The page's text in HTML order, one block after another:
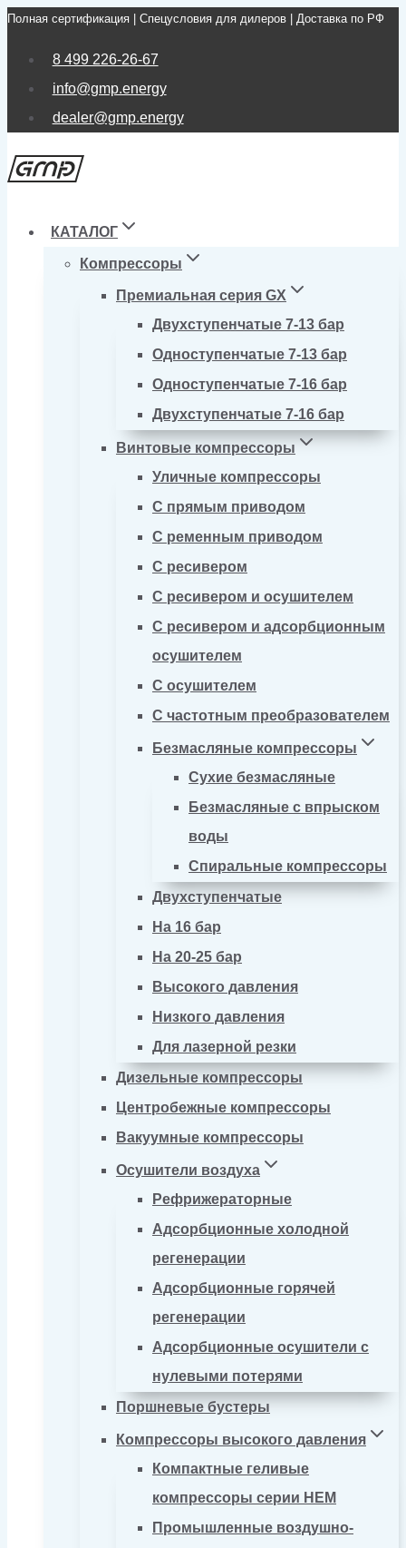
Перейти
Полная сертификация | Спецусловия для дилеров | Доставка по РФ
8 499 226-26-67
info@gmp.energy
dealer@gmp.energy
КАТАЛОГ
Компрессоры
Премиальная серия GX
Двухступенчатые 7-13 бар
Одноступенчатые 7-13 бар
Одноступенчатые 7-16 бар
Двухступенчатые 7-16 бар
Винтовые компрессоры
Уличные компрессоры
С прямым приводом
С ременным приводом
С ресивером
С ресивером и осушителем
С ресивером и адсорбционным
осушителем
С осушителем
С частотным преобразователем
Безмасляные компрессоры
Сухие безмасляные
Безмасляные с впрыском
воды
Спиральные компрессоры
Двухступенчатые
На 16 бар
На 20-25 бар
Высокого давления
Низкого давления
Для лазерной резки
Дизельные компрессоры
Центробежные компрессоры
Вакуумные компрессоры
Осушители воздуха
Рефрижераторные
Адсорбционные холодной
регенерации
Адсорбционные горячей
регенерации
Адсорбционные осушители с
нулевыми потерями
Поршневые бустеры
Компрессоры высокого давления
Компактные геливые
компрессоры серии HEM
Промышленные воздушно-